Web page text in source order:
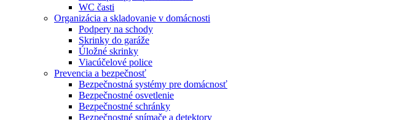
WC časti
Organizácia a skladovanie v domácnosti
Podpery na schody
Skrinky do garáže
Úložné skrinky
Viacúčelové police
Prevencia a bezpečnosť
Bezpečnostná systémy pre domácnosť
Bezpečnostné osvetlenie
Bezpečnostné schránky
Bezpečnostné snímače a detektory